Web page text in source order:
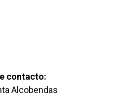
contacto:
Alcobendas